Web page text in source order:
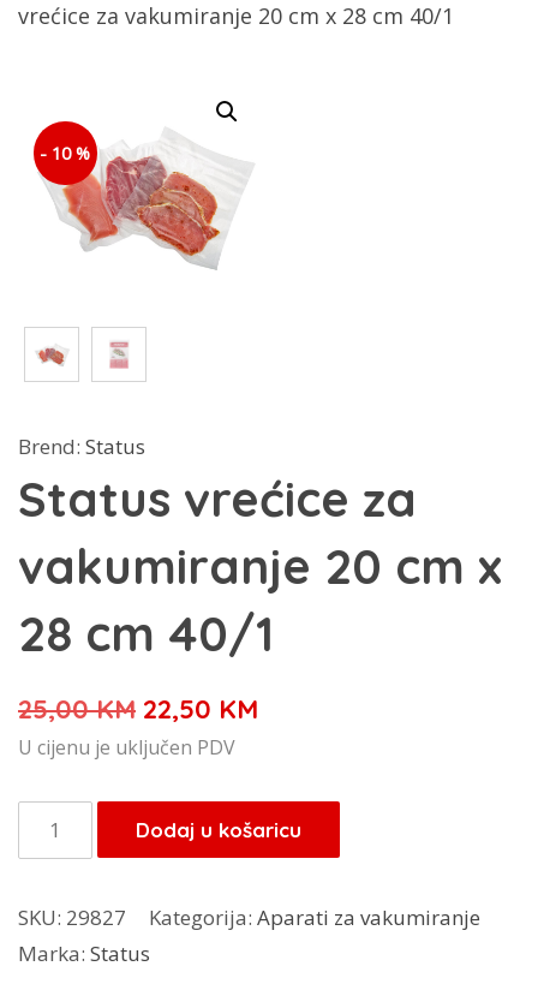
vrećice za vakumiranje 20 cm x 28 cm 40/1
- 10 %
Brend: Status
Status vrećice za
vakumiranje 20 cm x
28 cm 40/1
25,00KM Izvorna
cijena
je:
25,00 KM.
22,50 KM
22,50 KM.
U cijenu je uključen PDV
Status
vrećice
vakumiranje
20
Dodaj u košaricu
SKU: 29827 Kategorija: Aparati za vakumiranje
Marka: Status